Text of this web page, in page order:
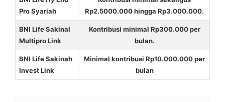
Pro Syariah
Rp2.5000.000 hingga Rp3.000.000.
BNI Life Sakinal
Multipro Link
Kontribusi minimal Rp300.000 per
bulan.
BNI Life Sakinah
Invest Link
Minimal kontribusi Rp10.000.000 per
bulan